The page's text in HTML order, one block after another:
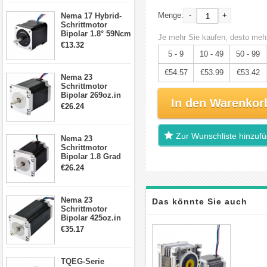
Schrittmotor
Nema 17 Hybrid-
Schrittmotor
Bipolar 1.8° 59Ncm
2A 4 Drähte mit 1m
€13.32
Nema 23
Schrittmotor
Bipolar 269oz.in
2,8A 57x57x76mm
€26.24
Nema 23
Schrittmotor
Bipolar 1.8 Grad
1.9Nm 3A 3.36V 4
€26.24
Nema 23
Schrittmotor
Bipolar 425oz.in
4.2A 57x57x114mm
€35.17
TQEG-Serie
Menge: - +
Je mehr Sie kaufen, desto
5 - 9
10 - 49 50 - 99
€54.57 €53.99 €53.42
In den
Zur Wunschliste
Das könnte Sie auch
interessieren